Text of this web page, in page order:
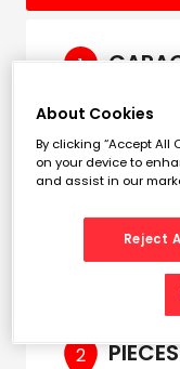
1
1.83 km
5 Allee
2
About Cookies
By clicking “Accept All
on your device to
and assist in our
Reject